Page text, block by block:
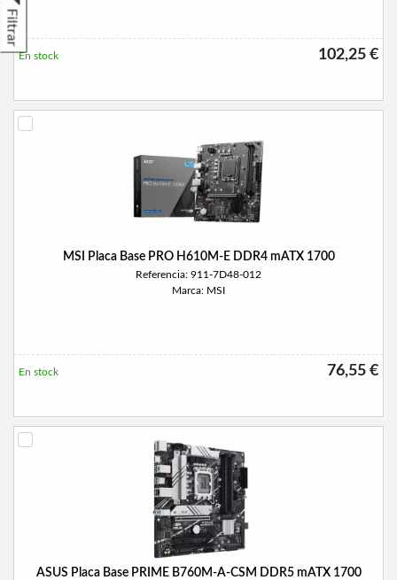
Filtrar
102,25 €
En stock
MSI Placa Base PRO H610M-E DDR4 mATX 1700
Referencia: 911-7D48-012
Marca: MSI
76,55 €
En stock
ASUS Placa Base PRIME B760M-A-CSM DDR5 mATX 1700